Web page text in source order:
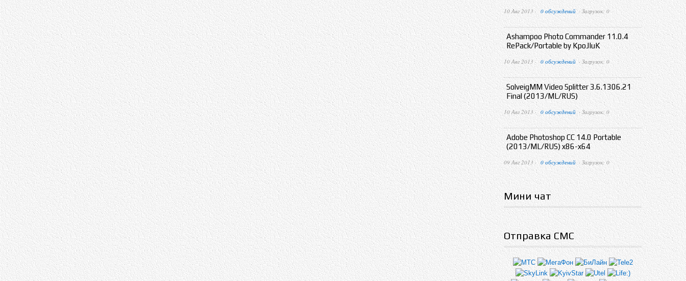
10 Авг 2013 · 0 обсуждений · Загрузок: 0
Ashampoo Photo Commander 11.0.4
RePack/Portable by KpoJIuK
10 Авг 2013 · 0 обсуждений · Загрузок: 0
SolveigMM Video Splitter 3.6.1306.21
Final (2013/ML/RUS)
10 Авг 2013 · 0 обсуждений · Загрузок: 0
Adobe Photoshop CC 14.0 Portable
(2013/ML/RUS) x86-x64
09 Авг 2013 · 0 обсуждений · Загрузок: 0
Мини чат
Отправка СМС